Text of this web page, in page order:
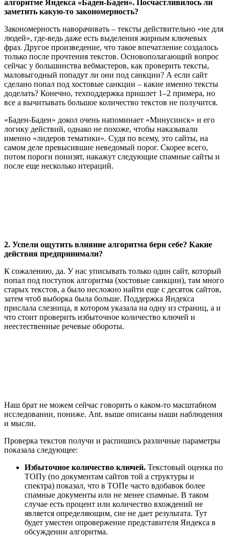
алгоритме Яндекса «Баден-Баден». Посчастливилось ли
заметить какую-то закономерность?
Закономерность наворачивать – тексты действительно «не для
людей», где-ведь даже есть выделения жирным ключевых
фраз. Другое произведение, что такое впечатление создалось
только после прочтения текстов. Основополагающий вопрос
сейчас у большинства вебмастеров, как проверить тексты,
маловыгодный попадут ли они под санкции? А если сайт
сделано попал под хостовые санкции – какие именно тексты
доделать? Конечно, техподдержка пришлет 1–2 примера, но
все а вычитывать большое количество текстов не получится.
«Баден-Баден» докол очень напоминает «Минусинск» и его
логику действий, однако не похоже, чтобы наказывали
именно «лидеров тематики». Судя по всему, это сайты, на
самом деле превысившие неведомый порог. Скорее всего,
потом пороги понизят, накажут следующие спамные сайты и
после еще несколько итераций.
2. Успели ощутить влияние алгоритма бери себе? Какие
действия предпринимали?
К сожалению, да. У нас уписывать только один сайт, который
попал под поступок алгоритма (хостовые санкции), там много
старых текстов, а было несложно найти еще с десяток сайтов,
затем чтоб выборка была больше. Поддержка Яндекса
прислала слезница, в котором указала на одну из страниц, а и
что стоит проверить избыточное количество ключей и
неестественные речевые обороты.
Наш брат не можем сейчас говорить о каком-то масштабном
исследовании, пониже. Ant. выше описаны наши наблюдения
и мысли.
Проверка текстов получи и распишись различные параметры
показала следующее:
Избыточное количество ключей. Текстовый оценка по
ТОПу (по документам сайтов той а структуры и
спектра) показал, что в ТОПе часто вдобавок более
спамные документы или не менее спамные. В таком
случае есть процент или количество вхождений не
является определяющим, сие не дает результата. Тут
будет уместен опровержение представителя Яндекса в
обсуждении алгоритма.